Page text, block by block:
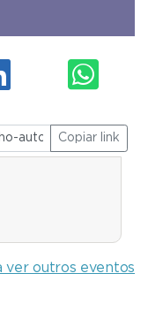
Copiar link
ver outros eventos